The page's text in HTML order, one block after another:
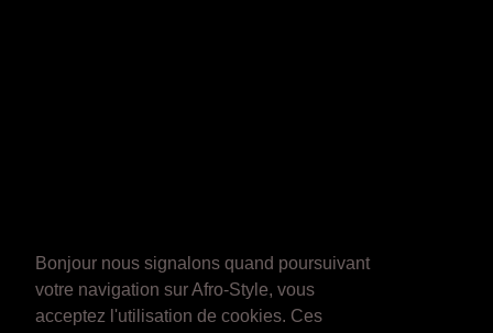
Bonjour nous signalons quand poursuivant
votre navigation sur Afro-Style, vous
acceptez l'utilisation de cookies. Ces